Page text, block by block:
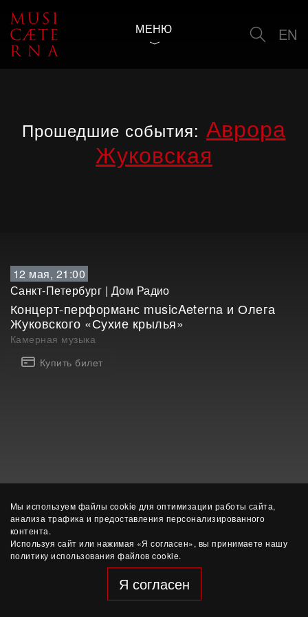
Мы используем файлы cookie для оптимизации работы сайта,
анализа трафика и предоставления персонализированного
контента.
Используя сайт или нажимая «Я согласен», вы принимаете нашу
политику использования файлов cookie.
Я согласен
МЕНЮ EN
Прошедшие события: Аврора
Жуковская
12 мая, 21:00
Санкт-Петербург | Дом Радио
Концерт-перформанс musicAeterna и Олега
Жуковского «Сухие крылья»
Камерная музыка
Купить билет
© ЧУК «Этерна»
разработка сайта — Yep!